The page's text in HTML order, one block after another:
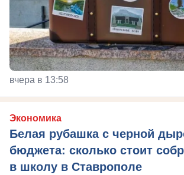
вчера в 13:58
Экономика
Белая рубашка с черной
бюджета: сколько стоит
в школу в Ставрополе